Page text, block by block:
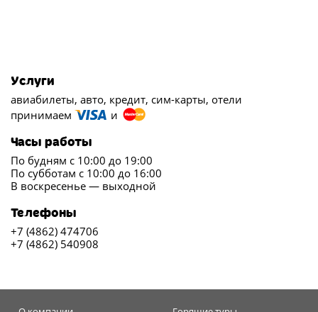
Услуги
авиабилеты, авто, кредит, сим-карты, отели
принимаем
и
Часы работы
По будням с 10:00 до 19:00
По субботам с 10:00 до 16:00
В воскресенье — выходной
Телефоны
+7 (4862) 474706
+7 (4862) 540908